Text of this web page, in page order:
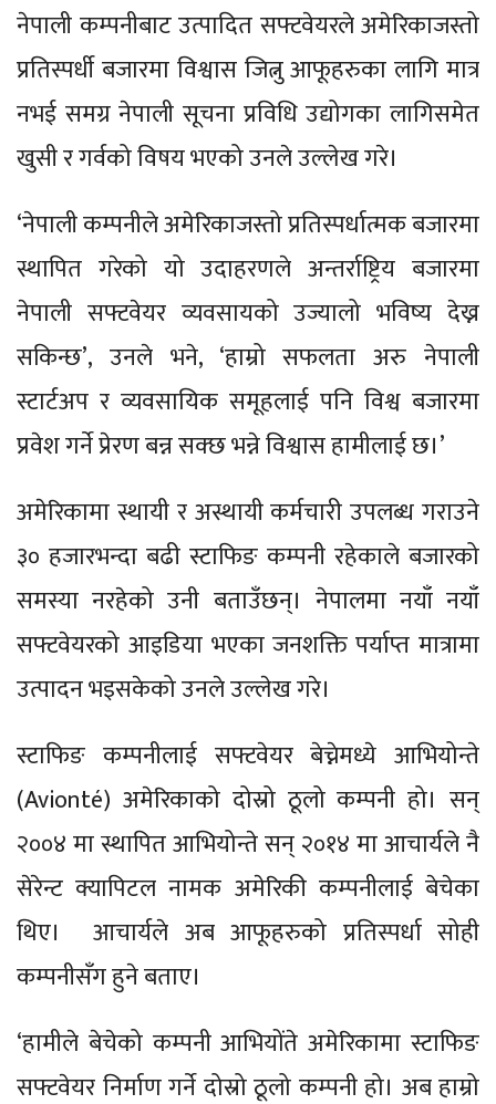
नेपाली कम्पनीबाट उत्पादित सफ्टवेयरले अमेरिकाजस्तो
प्रतिस्पर्धी बजारमा विश्वास जित्नु आफूहरुका लागि मात्र
नभई समग्र नेपाली सूचना प्रविधि उद्योगका लागिसमेत
खुसी र गर्वको विषय भएको उनले उल्लेख गरे।
‘नेपाली कम्पनीले अमेरिकाजस्तो प्रतिस्पर्धात्मक बजारमा
स्थापित गरेको यो उदाहरणले अन्तर्राष्ट्रिय बजारमा
नेपाली सफ्टवेयर व्यवसायको उज्यालो भविष्य देख्न
सकिन्छ’, उनले भने, ‘हाम्रो सफलता अरु नेपाली
स्टार्टअप र व्यवसायिक समूहलाई पनि विश्व बजारमा
प्रवेश गर्ने प्रेरण बन्न सक्छ भन्ने विश्वास हामीलाई छ।’
अमेरिकामा स्थायी र अस्थायी कर्मचारी उपलब्ध गराउने
३० हजारभन्दा बढी स्टाफिङ कम्पनी रहेकाले बजारको
समस्या नरहेको उनी बताउँछन्। नेपालमा नयाँ नयाँ
सफ्टवेयरको आइडिया भएका जनशक्ति पर्याप्त मात्रामा
उत्पादन भइसकेको उनले उल्लेख गरे।
स्टाफिङ कम्पनीलाई सफ्टवेयर बेच्नेमध्ये आभियोन्ते
(Avionté) अमेरिकाको दोस्रो ठूलो कम्पनी हो। सन्
२००४ मा स्थापित आभियोन्ते सन् २०१४ मा आचार्यले नै
सेरेन्ट क्यापिटल नामक अमेरिकी कम्पनीलाई बेचेका
थिए। आचार्यले अब आफूहरुको प्रतिस्पर्धा सोही
कम्पनीसँग हुने बताए।
‘हामीले बेचेको कम्पनी आभियोंते अमेरिकामा स्टाफिङ
सफ्टवेयर निर्माण गर्ने दोस्रो ठूलो कम्पनी हो। अब हाम्रो